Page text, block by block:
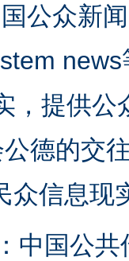
公众新
，提供
德的交
众信息现
中国公共